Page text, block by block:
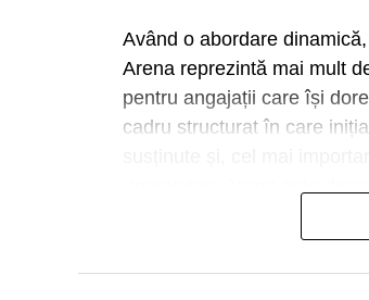
Având o abordare
Arena reprezintă mai mult
pentru angajații care își
cadru structurat în care
acestea fiind atitudini pe
organizațională. Această
definesc Superbet –